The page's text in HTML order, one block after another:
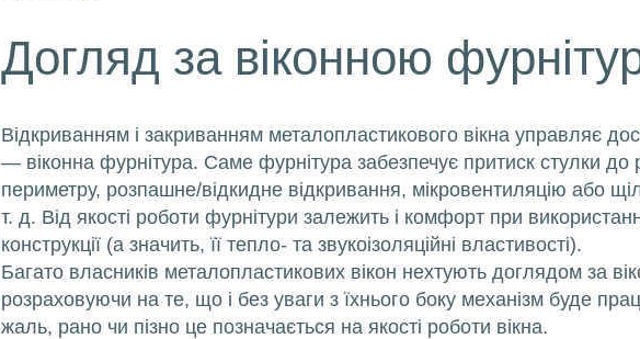
Догляд за віконною
Відкриванням і закриванням металопластикового вікна управляє
— віконна фурнітура. Саме фурнітура забезпечує притиск стулки
периметру, розпашне/відкидне відкривання, мікровентиляцію або
т. д. Від якості роботи фурнітури залежить і комфорт при
конструкції (а значить, її тепло- та звукоізоляційні властивості).
Багато власників металопластикових вікон нехтують доглядом за
розраховуючи на те, що і без уваги з їхнього боку механізм буде
жаль, рано чи пізно це позначається на якості роботи вікна.